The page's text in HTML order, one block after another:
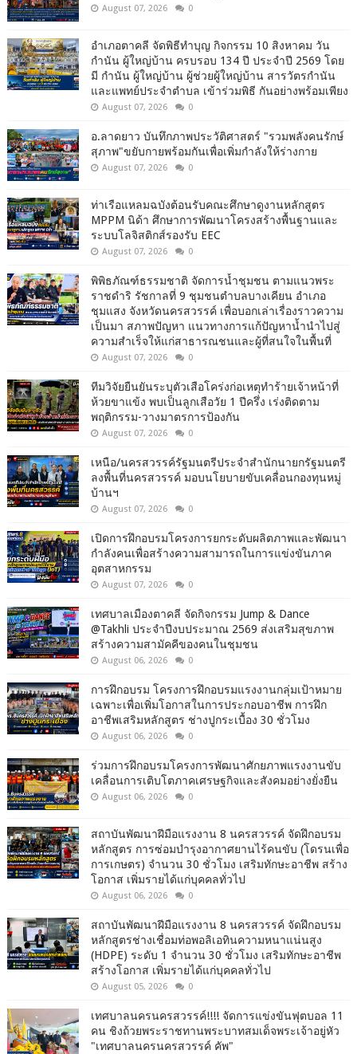
August 07, 2026 0
อำเภอตาคลี จัดพิธีทำบุญ กิจกรรม 10 สิงหาคม วัน
กำนัน ผู้ใหญ่บ้าน ครบรอบ 134 ปี ประจำปี 2569 โดย
มี กำนัน ผู้ใหญ่บ้าน ผู้ช่วยผู้ใหญ่บ้าน สารวัตรกำนัน
และแพทย์ประจำตำบล เข้าร่วมพิธี กันอย่างพร้อมเพียง
August 07, 2026 0
อ.ลาดยาว บันทึกภาพประวัติศาสตร์ "รวมพลังคนรักษ์
สุภาพ"ขยับกายพร้อมกันเพื่อเพิ่มกำลังให้ร่างกาย
August 07, 2026 0
ท่าเรือแหลมฉบังต้อนรับคณะศึกษาดูงานหลักสูตร
MPPM นิด้า ศึกษาการพัฒนาโครงสร้างพื้นฐานและ
ระบบโลจิสติกส์รองรับ EEC
August 07, 2026 0
พิพิธภัณฑ์ธรรมชาติ จัดการน้ำชุมชน ตามแนวพระ
ราชดำริ รัชกาลที่ 9 ชุมชนตำบลบางเคียน อำเภอ
ชุมแสง จังหวัดนครสวรรค์ เพื่อบอกเล่าเรื่องราวความ
เป็นมา สภาพปัญหา แนวทางการแก้ปัญหาน้ำนำไปสู่
ความสำเร็จให้แก่สาธารณชนและผู้ที่สนใจในพื้นที่
August 07, 2026 0
ทีมวิจัยยืนยันระบุตัวเสือโคร่งก่อเหตุทำร้ายเจ้าหน้าที่
ห้วยขาแข้ง พบเป็นลูกเสือวัย 1 ปีครึ่ง เร่งติดตาม
พฤติกรรม-วางมาตรการป้องกัน
August 07, 2026 0
เหนือ/นครสวรรค์รัฐมนตรีประจำสำนักนายกรัฐมนตรี
ลงพื้นที่นครสวรรค์ มอบนโยบายขับเคลื่อนกองทุนหมู่
บ้านฯ
August 07, 2026 0
เปิดการฝึกอบรมโครงการยกระดับผลิตภาพและพัฒนา
กำลังคนเพื่อสร้างความสามารถในการแข่งขันภาค
อุตสาหกรรม
August 07, 2026 0
เทศบาลเมืองตาคลี จัดกิจกรรม Jump & Dance
@Takhli ประจำปีงบประมาณ 2569 ส่งเสริมสุขภาพ
สร้างความสามัคคีของคนในชุมชน
August 06, 2026 0
การฝึกอบรม โครงการฝึกอบรมแรงงานกลุ่มเป้าหมาย
เฉพาะเพื่อเพิ่มโอกาสในการประกอบอาชีพ การฝึก
อาชีพเสริมหลักสูตร ช่างปูกระเบื้อง 30 ชั่วโมง
August 06, 2026 0
ร่วมการฝึกอบรมโครงการพัฒนาศักยภาพแรงงานขับ
เคลื่อนการเติบโตภาคเศรษฐกิจและสังคมอย่างยั่งยืน
August 06, 2026 0
สถาบันพัฒนาฝีมือแรงงาน 8 นครสวรรค์ จัดฝึกอบรม
หลักสูตร การซ่อมบำรุงอากาศยานไร้คนขับ (โดรนเพื่อ
การเกษตร) จำนวน 30 ชั่วโมง เสริมทักษะอาชีพ สร้าง
โอกาส เพิ่มรายได้แก่บุคคลทั่วไป
August 06, 2026 0
สถาบันพัฒนาฝีมือแรงงาน 8 นครสวรรค์ จัดฝึกอบรม
หลักสูตรช่างเชื่อมท่อพอลิเอทินความหนาแน่นสูง
(HDPE) ระดับ 1 จำนวน 30 ชั่วโมง เสริมทักษะอาชีพ
สร้างโอกาส เพิ่มรายได้แก่บุคคลทั่วไป
August 05, 2026 0
เทศบาลนครนครสวรรค์!!!! จัดการแข่งขันฟุตบอล 11
คน ชิงถ้วยพระราชทานพระบาทสมเด็จพระเจ้าอยู่หัว
"เทศบาลนครนครสวรรค์ คัพ"